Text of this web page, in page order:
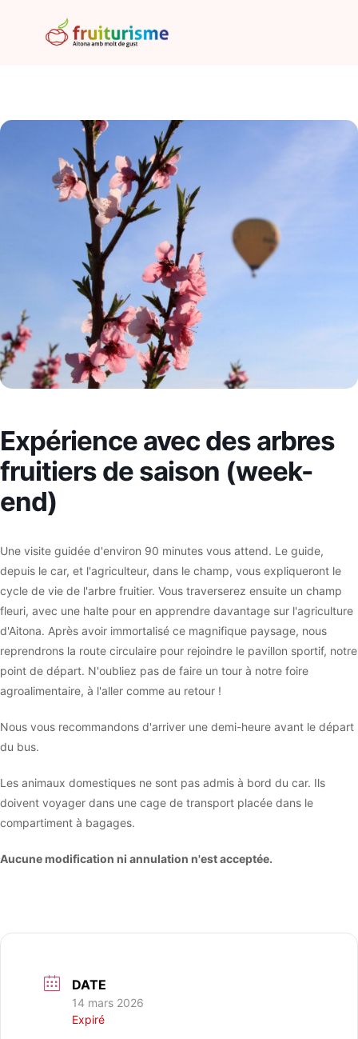
Expérience avec des arbres
fruitiers de saison (week-
end)
Une visite guidée d'environ 90 minutes vous attend. Le guide,
depuis le car, et l'agriculteur, dans le champ, vous expliqueront le
cycle de vie de l'arbre fruitier. Vous traverserez ensuite un champ
fleuri, avec une halte pour en apprendre davantage sur l'agriculture
d'Aitona. Après avoir immortalisé ce magnifique paysage, nous
reprendrons la route circulaire pour rejoindre le pavillon sportif, notre
point de départ. N'oubliez pas de faire un tour à notre foire
agroalimentaire, à l'aller comme au retour !
Nous vous recommandons d'arriver une demi-heure avant le départ
du bus.
Les animaux domestiques ne sont pas admis à bord du car. Ils
doivent voyager dans une cage de transport placée dans le
compartiment à bagages.
Aucune modification ni annulation n'est acceptée.
DATE
14 mars 2026
Expiré